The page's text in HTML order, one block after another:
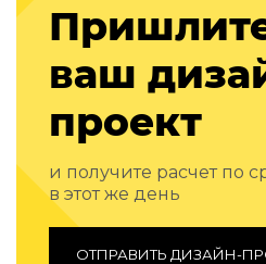
Все категории товаров
Бренды
Реализованные проекты
ваш
проект
и получите расчет по
в этот же день
ОТПРАВИТЬ ДИЗАЙН-